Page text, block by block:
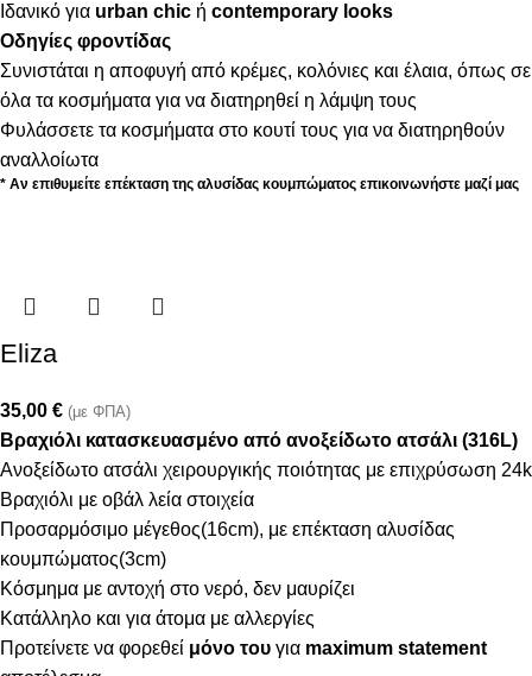
Ιδανικό για urban chic ή contemporary looks
Οδηγίες φροντίδας
Συνιστάται η αποφυγή από κρέμες, κολόνιες και έλαια, όπως σε
όλα τα κοσμήματα για να διατηρηθεί η λάμψη τους
Φυλάσσετε τα κοσμήματα στο κουτί τους για να διατηρηθούν
αναλλοίωτα
* Αν επιθυμείτε επέκταση της αλυσίδας κουμπώματος επικοινωνήστε μαζί μας
Eliza
35,00 € (με ΦΠΑ)
Βραχιόλι κατασκευασμένο από ανοξείδωτο ατσάλι (316L)
Ανοξείδωτο ατσάλι χειρουργικής ποιότητας με επιχρύσωση 24k
Βραχιόλι με οβάλ λεία στοιχεία
Προσαρμόσιμο μέγεθος(16cm), με επέκταση αλυσίδας
κουμπώματος(3cm)
Κόσμημα με αντοχή στο νερό, δεν μαυρίζει
Κατάλληλο και για άτομα με αλλεργίες
Προτείνετε να φορεθεί μόνο του για maximum statement